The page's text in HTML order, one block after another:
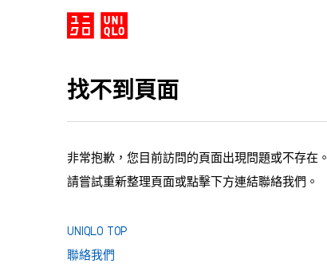
找不到頁面
非常抱歉，您目前訪問的頁面出現問題或不存在。
請嘗試重新整理頁面或點擊下方連結聯絡我們。
UNIQLO TOP
聯絡我們